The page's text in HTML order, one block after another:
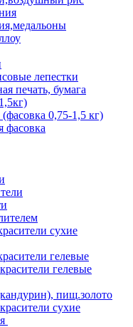
лепестки
печать, бумага
0,75-1,5 кг)
фасовка
сухие
гелевые
гелевые
пищ.золото
сухие